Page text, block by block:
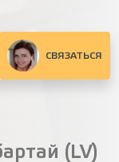
СВЯЗАТЬСЯ
(LV)